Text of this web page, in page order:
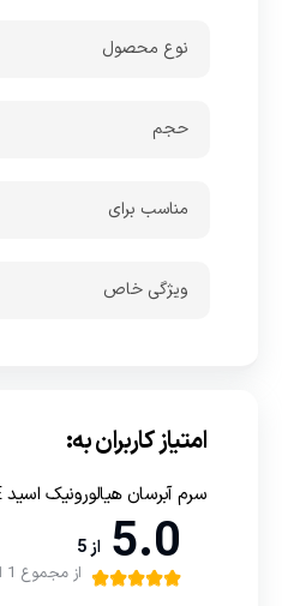
نوع محصول
حجم
مناسب برای
ویژگی خاص
امتیاز کاربران به:
سرم آبرسان هیالورونیک اسید VEZE | وزه 100میل
5.0 از 5
از مجموع 1 امتیاز